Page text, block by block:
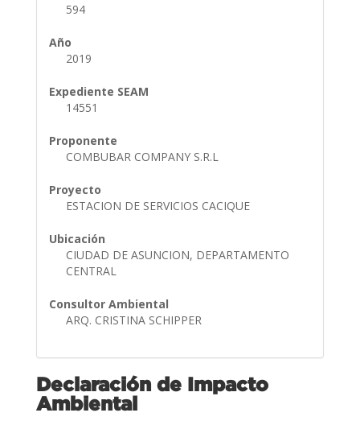
594
Año
2019
Expediente SEAM
14551
Proponente
COMBUBAR COMPANY S.R.L
Proyecto
ESTACION DE SERVICIOS CACIQUE
Ubicación
CIUDAD DE ASUNCION, DEPARTAMENTO
CENTRAL
Consultor Ambiental
ARQ. CRISTINA SCHIPPER
Declaración de Impacto
Ambiental